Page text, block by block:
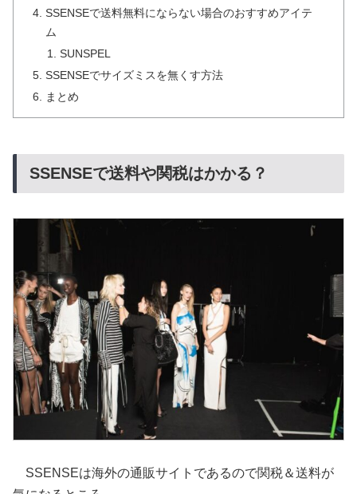
SSENSEで送料無料にならない場合のおすすめアイテ
ム
SUNSPEL
SSENSEでサイズミスを無くす方法
まとめ
SSENSEで送料や関税はかかる？
SSENSEは海外の通販サイトであるので関税＆送料が